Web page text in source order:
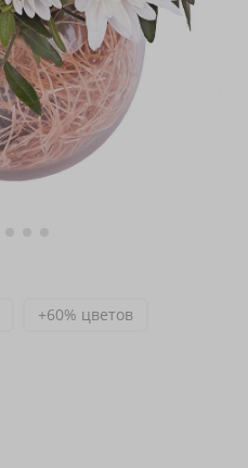
+60% цветов